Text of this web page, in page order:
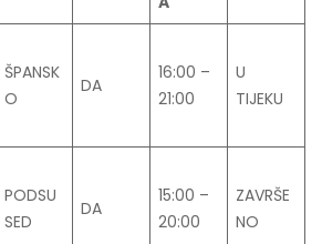
ŠPANSK
O
DA
16:00 –
21:00
U
TIJEKU
PODSU
SED
DA
15:00 –
20:00
ZAVRŠE
NO